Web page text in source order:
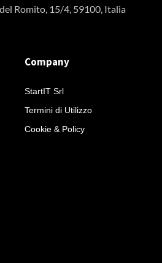
Romito, 15/4, 59100, Italia
Company
StartIT Srl
Termini di Utilizzo
Cookie & Policy